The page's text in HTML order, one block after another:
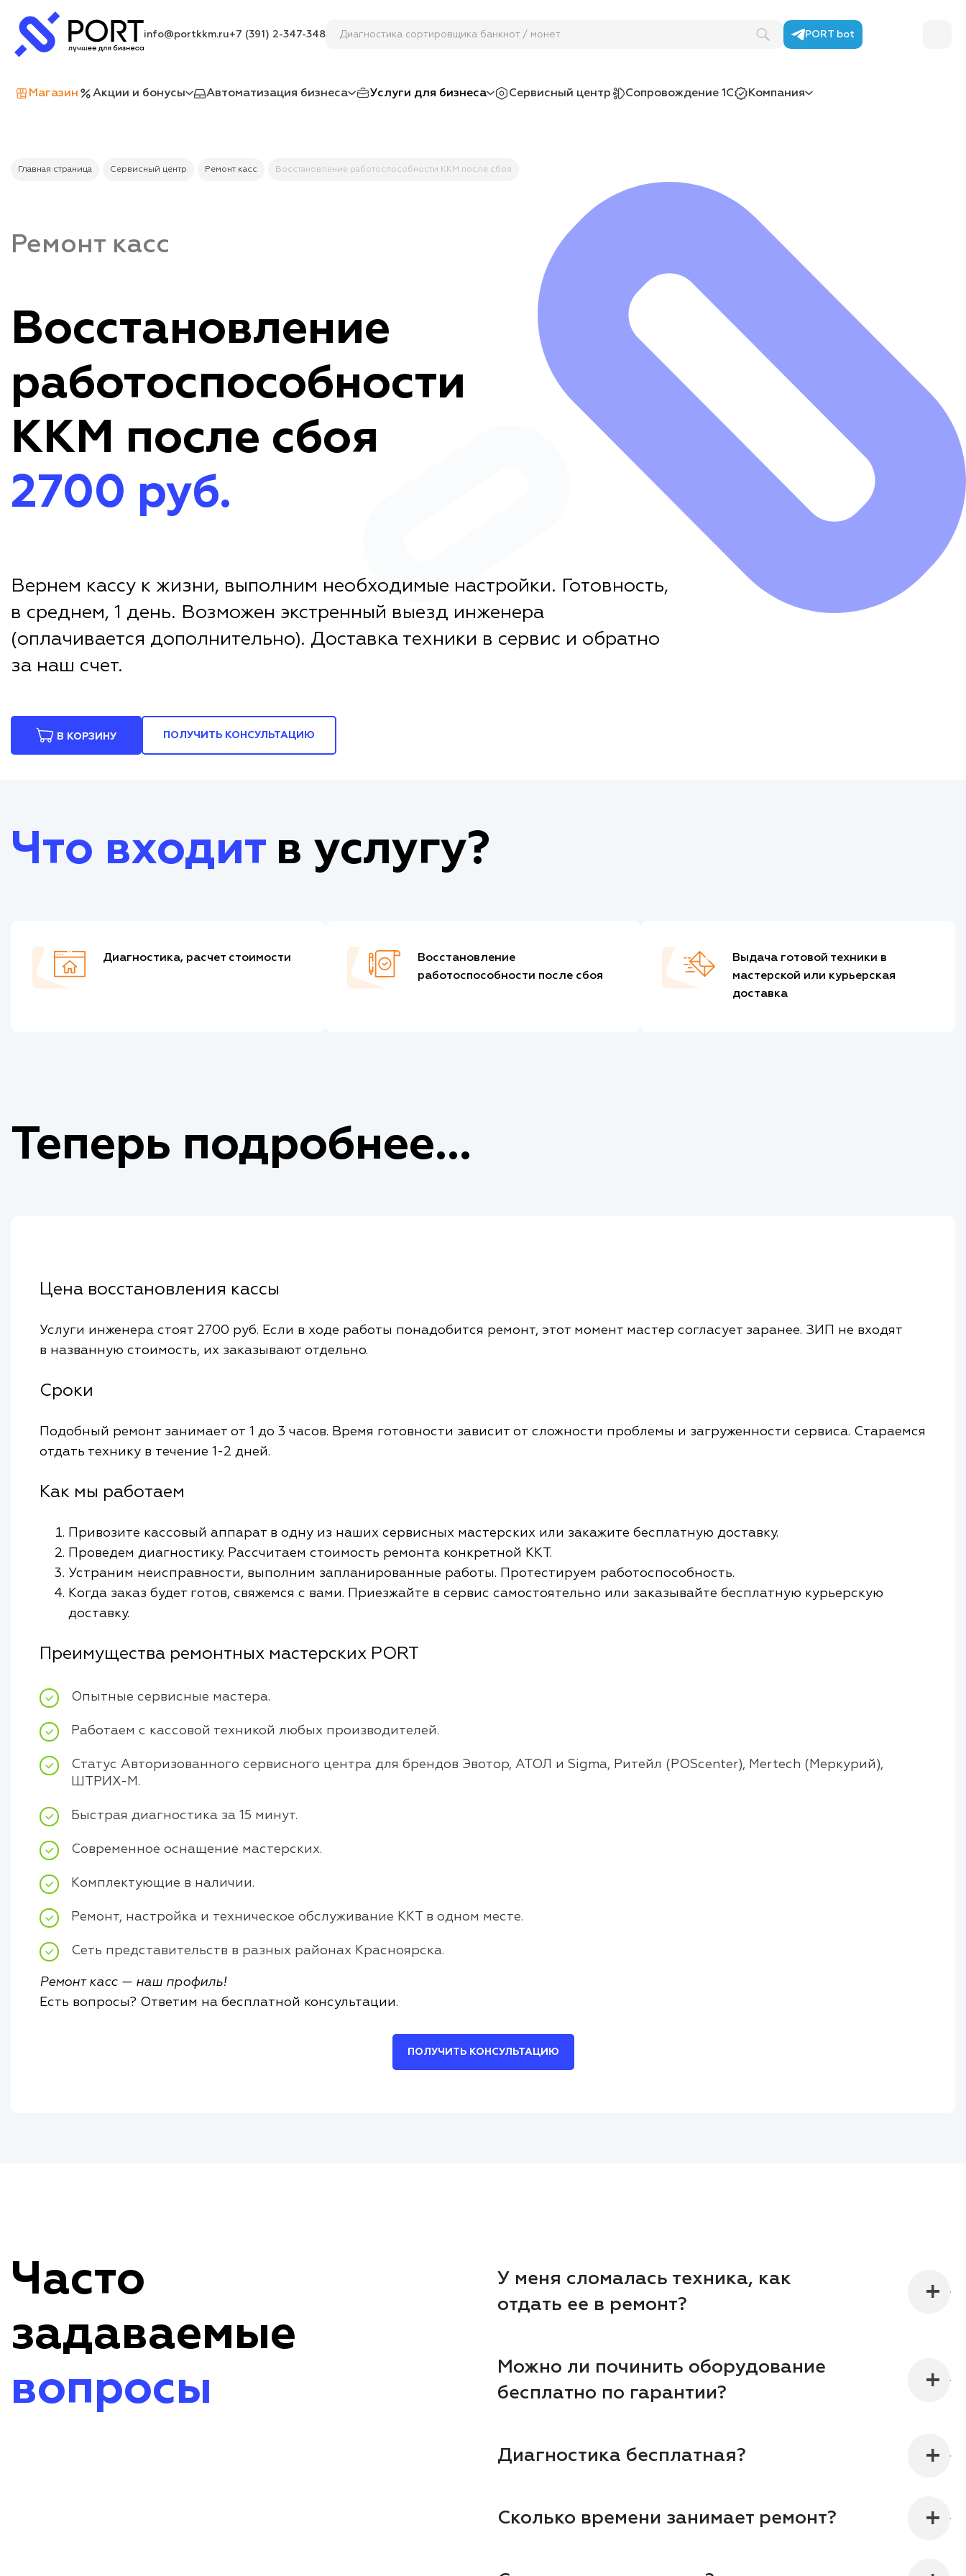
info@portkkm.ru+7 (391) 2-347-348 Диагностика сортировщика бан PORT bot
Магазин Акции и бонусы Автоматизация бизнеса Услуги для бизнеса Сервисный центр Сопровождение 1С Компания
Главная страница Сервисный центр Ремонт касс Восстановление работоспособности ККМ после сбоя
Ремонт касс
Восстановление
работоспособности
ККМ после сбоя
2700 руб.
Вернем кассу к жизни, выполним необходимые настройки. Готовность,
в среднем, 1 день. Возможен экстренный выезд инженера
(оплачивается дополнительно). Доставка техники в сервис и обратно
за наш счет.
В КОРЗИНУ ПОЛУЧИТЬ КОНСУЛЬТАЦИЮ
Что входитв услугу?
Диагностика, расчет стоимости
Восстановление
работоспособности после сбоя
Выдача готовой техники в
мастерской или курьерская
доставка
Теперь подробнее...
Цена восстановления кассы
Услуги инженера стоят 2700 руб. Если в ходе работы понадобится ремонт, этот момент мастер согласует заранее. ЗИП не входят
в названную стоимость, их заказывают отдельно.
Сроки
Подобный ремонт занимает от 1 до 3 часов. Время готовности зависит от сложности проблемы и загруженности сервиса. Стараемся
отдать технику в течение 1-2 дней.
Как мы работаем
Привозите кассовый аппарат в одну из наших сервисных мастерских или закажите бесплатную доставку.
Проведем диагностику. Рассчитаем стоимость ремонта конкретной ККТ.
Устраним неисправности, выполним запланированные работы. Протестируем работоспособность.
Когда заказ будет готов, свяжемся с вами. Приезжайте в сервис самостоятельно или заказывайте бесплатную курьерскую
доставку.
Преимущества ремонтных мастерских PORT
Опытные сервисные мастера.
Работаем с кассовой техникой любых производителей.
Статус Авторизованного сервисного центра для брендов Эвотор, АТОЛ и Sigma, Ритейл (POScenter), Mertech (Меркурий),
ШТРИХ-М.
Быстрая диагностика за 15 минут.
Современное оснащение мастерских.
Комплектующие в наличии.
Ремонт, настройка и техническое обслуживание ККТ в одном месте.
Сеть представительств в разных районах Красноярска.
Ремонт касс — наш профиль!
Есть вопросы? Ответим на бесплатной консультации.
ПОЛУЧИТЬ КОНСУЛЬТАЦИЮ
Часто
задаваемые
вопросы
У меня сломалась техника, как
отдать ее в ремонт?
Можно ли починить оборудование
бесплатно по гарантии?
Диагностика бесплатная?
Сколько времени занимает ремонт?